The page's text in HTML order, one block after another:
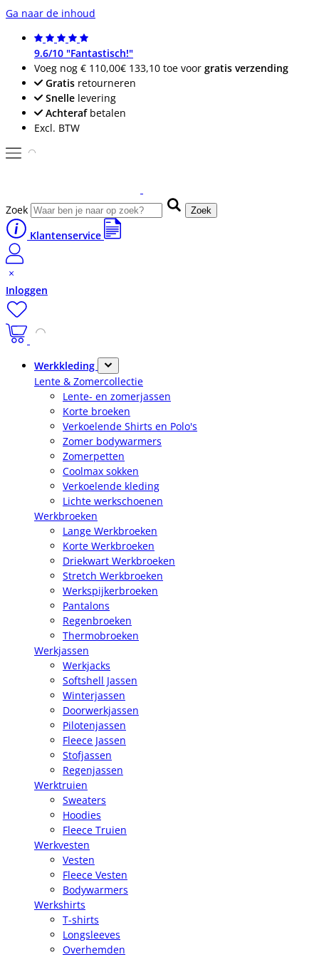
Ga naar de inhoud
9.6/10 "Fantastisch!"
Voeg nog € 110,00€ 133,10 toe voor gratis verzending
Gratis retourneren
Snelle levering
Achterafbetalen
Excl. BTW
Zoek Zoek
Klantenservice
Inloggen
Werkkleding
Lente & Zomercollectie
Lente- en zomerjassen
Korte broeken
Verkoelende Shirts en Polo's
Zomer bodywarmers
Zomerpetten
Coolmax sokken
Verkoelende kleding
Lichte werkschoenen
Werkbroeken
Lange Werkbroeken
Korte Werkbroeken
Driekwart Werkbroeken
Stretch Werkbroeken
Werkspijkerbroeken
Pantalons
Regenbroeken
Thermobroeken
Werkjassen
Werkjacks
Softshell Jassen
Winterjassen
Doorwerkjassen
Pilotenjassen
Fleece Jassen
Stofjassen
Regenjassen
Werktruien
Sweaters
Hoodies
Fleece Truien
Werkvesten
Vesten
Fleece Vesten
Bodywarmers
Werkshirts
T-shirts
Longsleeves
Overhemden